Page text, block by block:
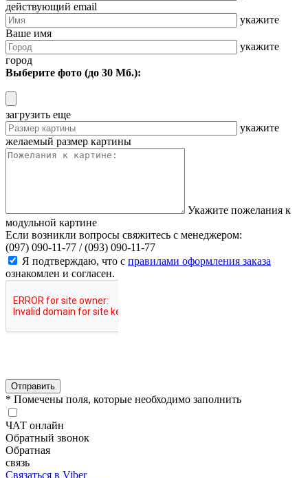
действующий email
укажите
Ваше имя
укажите
город
Выберите фото (до 30 Мб.):
загрузить еще
укажите
желаемый размер картины
Укажите пожелания к
модульной картине
Если возникли вопросы свяжитесь с менеджером:
(097) 090-11-77 /(093) 090-11-77
Я подтверждаю, что с правилами оформления заказа
ознакомлен и согласен.
Отправить
* Помечены поля, которые необходимо заполнить
ЧАТ онлайн
Обратный звонок
Обратная
связь
Связаться в Viber